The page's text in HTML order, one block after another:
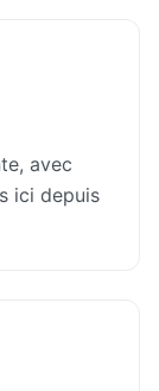
avec
ici depuis